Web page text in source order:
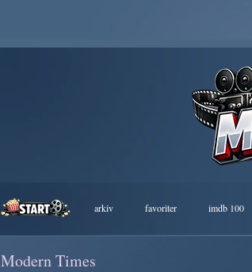
arkiv favoriter imdb 100
Modern Times